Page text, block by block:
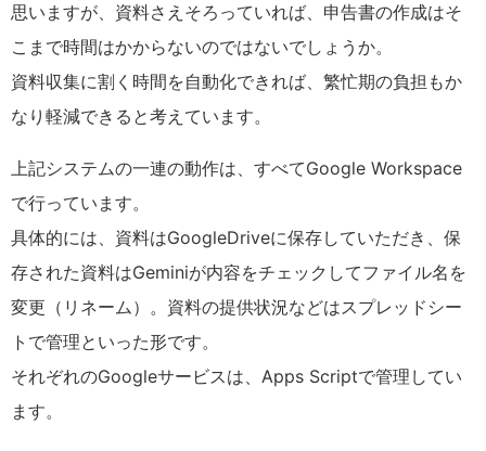
思いますが、資料さえそろっていれば、申告書の作成はそ
こまで時間はかからないのではないでしょうか。
資料収集に割く時間を自動化できれば、繁忙期の負担もか
なり軽減できると考えています。
上記システムの一連の動作は、すべてGoogle Workspace
で行っています。
具体的には、資料はGoogleDriveに保存していただき、保
存された資料はGeminiが内容をチェックしてファイル名を
変更（リネーム）。資料の提供状況などはスプレッドシー
トで管理といった形です。
それぞれのGoogleサービスは、Apps Scriptで管理してい
ます。